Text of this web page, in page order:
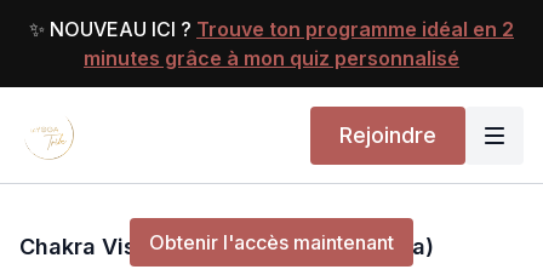
✨ NOUVEAU ICI ? Trouve ton programme idéal en 2
minutes grâce à mon quiz personnalisé
Rejoindre
Chakra Vishuddha (cinquième chakra)
Obtenir l'accès maintenant
Chakra Vishuddha (cinquième chakra)